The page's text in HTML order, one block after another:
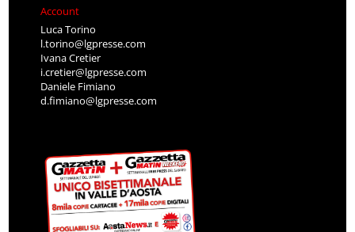
Account
Luca Torino
l.torino@lgpresse.com
Ivana Cretier
i.cretier@lgpresse.com
Daniele Fimiano
d.fimiano@lgpresse.com